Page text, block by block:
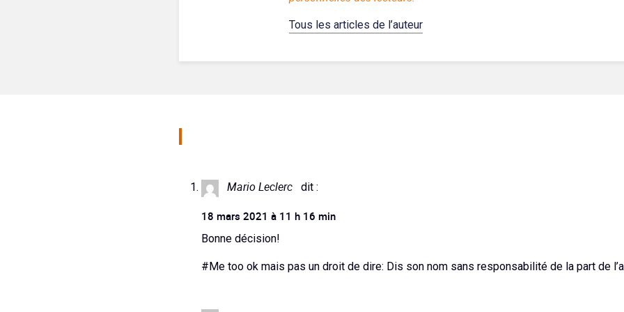
Tous les articles de l’auteur
Mario Leclerc dit :
18 mars 2021 à 11 h 16 min
Bonne décision!
#Me too ok mais pas un droit de dire: Dis son nom sans responsabilité de la part de